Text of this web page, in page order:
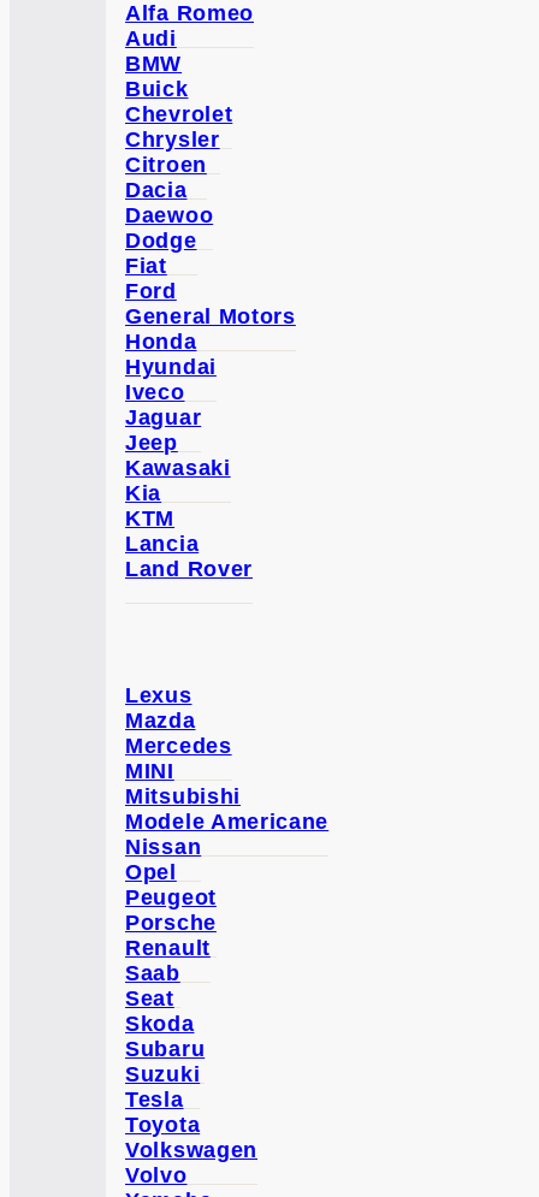
Alfa Romeo
Audi
BMW
Buick
Chevrolet
Chrysler
Citroen
Dacia
Daewoo
Dodge
Fiat
Ford
General Motors
Honda
Hyundai
Iveco
Jaguar
Jeep
Kawasaki
Kia
KTM
Lancia
Land Rover
Lexus
Mazda
Mercedes
MINI
Mitsubishi
Modele Americane
Nissan
Opel
Peugeot
Porsche
Renault
Saab
Seat
Skoda
Subaru
Suzuki
Tesla
Toyota
Volkswagen
Volvo